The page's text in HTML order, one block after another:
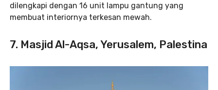
dilengkapi dengan 16 unit lampu gantung yang
membuat interiornya terkesan mewah.
7. Masjid Al-Aqsa, Yerusalem, Palestina